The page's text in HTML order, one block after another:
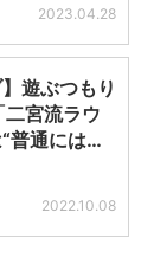
2023.04.28
遊ぶつもり
宮流ラウ
普通には
2022.10.08